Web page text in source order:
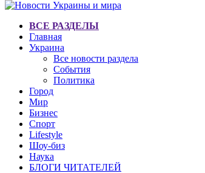
ВСЕ РАЗДЕЛЫ
Главная
Украина
Все новости раздела
События
Политика
Город
Мир
Бизнес
Спорт
Lifestyle
Шоу-биз
Наука
БЛОГИ ЧИТАТЕЛЕЙ